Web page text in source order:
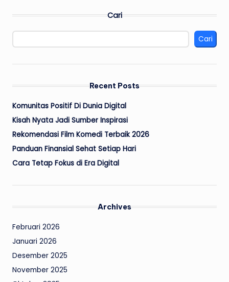
Cari
Cari
Recent Posts
Komunitas Positif Di Dunia Digital
Kisah Nyata Jadi Sumber Inspirasi
Rekomendasi Film Komedi Terbaik 2026
Panduan Finansial Sehat Setiap Hari
Cara Tetap Fokus di Era Digital
Archives
Februari 2026
Januari 2026
Desember 2025
November 2025